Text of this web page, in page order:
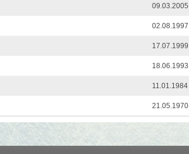
09.03.2005
02.08.1997
17.07.1999
18.06.1993
11.01.1984
21.05.1970